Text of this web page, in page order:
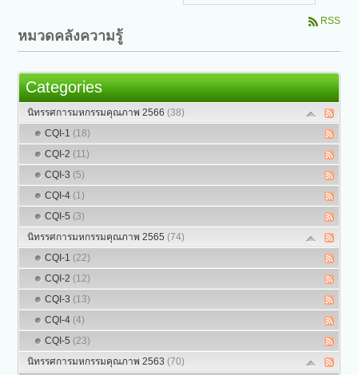
RSS
หมวดคลังความรู้
Categories
นิทรรศการมหกรรมคุณภาพ 2566 (38)
CQI-1 (18)
CQI-2 (11)
CQI-3 (5)
CQI-4 (1)
CQI-5 (3)
นิทรรศการมหกรรมคุณภาพ 2565 (74)
CQI-1 (22)
CQI-2 (12)
CQI-3 (13)
CQI-4 (4)
CQI-5 (23)
นิทรรศการมหกรรมคุณภาพ 2563 (70)